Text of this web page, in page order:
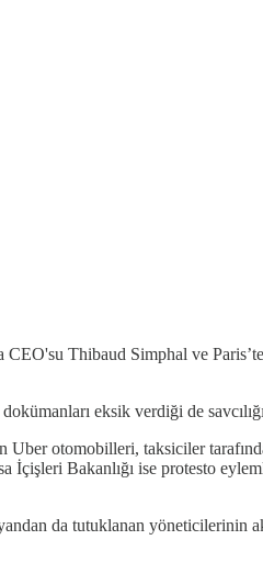
CEO'su Thibaud Simphal ve
eksik verdiği de
otomobilleri, taksiciler
İçişleri Bakanlığı ise protesto
da tutuklanan yöneticilerinin